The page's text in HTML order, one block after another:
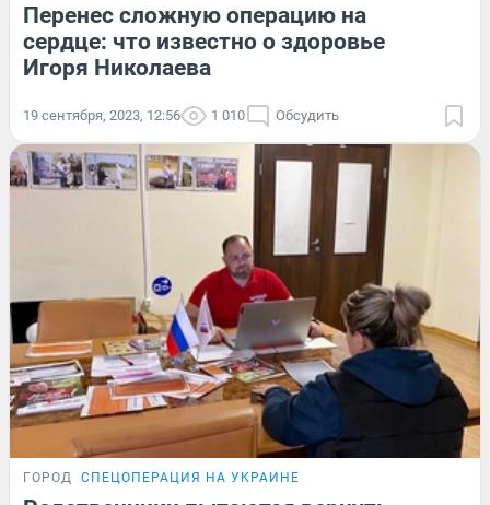
Перенес сложную операцию на
сердце: что известно о здоровье
Игоря Николаева
19 сентября, 2023, 12:56 1 010 Обсудить
ГОРОД СПЕЦОПЕРАЦИЯ НА УКРАИНЕ